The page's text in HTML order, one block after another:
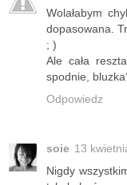
Wolałabym
dopasowana.
; )
Ale cała
spodnie,
Odpowiedz
soie 13
Nigdy